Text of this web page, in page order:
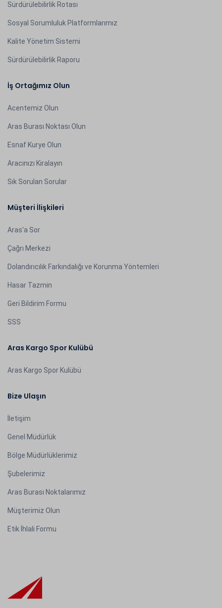
Sürdürülebilirlik Rotası
Sosyal Sorumluluk Platformlarımız
Kalite Yönetim Sistemi
Sürdürülebilirlik Raporu
İş Ortağımız Olun
Acentemiz Olun
Aras Burası Noktası Olun
Esnaf Kurye Olun
Aracınızı Kiralayın
Sık Sorulan Sorular
Müşteri İlişkileri
Aras'a Sor
Çağrı Merkezi
Dolandırıcılık Farkındalığı ve Korunma Yöntemleri
Hasar Tazmin
Geri Bildirim Formu
SSS
Aras Kargo Spor Kulübü
Aras Kargo Spor Kulübü
Bize Ulaşın
İletişim
Genel Müdürlük
Bölge Müdürlüklerimiz
Şubelerimiz
Aras Burası Noktalarımız
Müşterimiz Olun
Etik İhlali Formu